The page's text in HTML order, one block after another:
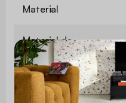
Material
Material da
estrutura
Cor